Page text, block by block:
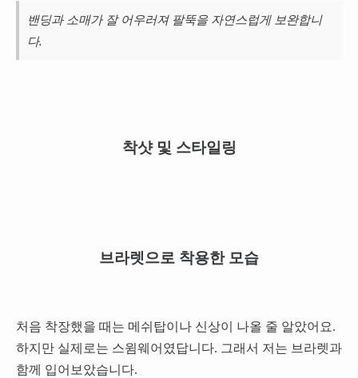
밴딩과 소매가 잘 어우러져 팔뚝을 자연스럽게 보완합니
다.
착샷 및 스타일링
브라렛으로 착용한 모습
처음 착장했을 때는 메쉬탑이나 신상이 나올 줄 알았어요.
하지만 실제로는 스윔웨어였답니다. 그래서 저는 브라렛과
함께 입어보았습니다.